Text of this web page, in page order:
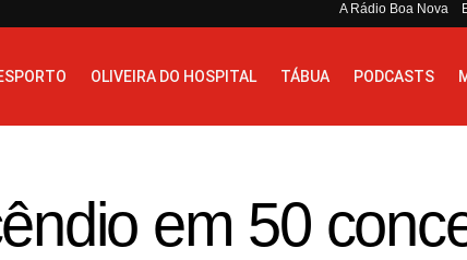
A Rádio Boa Nova
OLIVEIRA DO HOSPITAL TÁBUA PODCASTS
em 50